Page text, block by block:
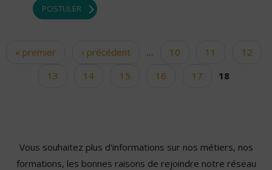
POSTULER
Pages
« premier ‹ précédent … 10 11
12
13
14 15 16 17 18
Vous souhaitez plus d'informations sur nos métiers, nos
formations, les bonnes raisons de rejoindre notre réseau